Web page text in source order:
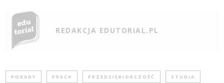
REDAKCJA EDUTORIAL.PL
PORADY PRACA PRZEDSIĘBIORCZOŚĆ STUDIA